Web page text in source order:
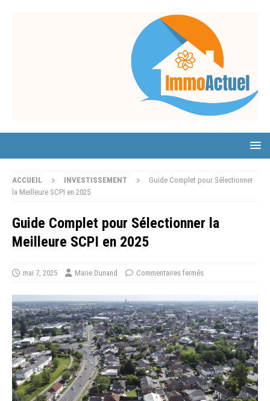
ACCUEIL INVESTISSEMENT
Guide Complet pour Sélectionner
la Meilleure SCPI en 2025
Guide Complet pour Sélectionner la
Meilleure SCPI en 2025
mai 7, 2025 Marie Dunand Commentaires fermés